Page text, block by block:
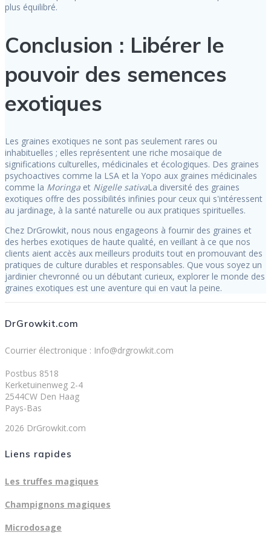
plus équilibré.
Conclusion : Libérer le
pouvoir des semences
exotiques
Les graines exotiques ne sont pas seulement rares ou
inhabituelles ; elles représentent une riche mosaïque de
significations culturelles, médicinales et écologiques. Des graines
psychoactives comme la LSA et la Yopo aux graines médicinales
comme la Moringa et Nigelle sativaLa diversité des graines
exotiques offre des possibilités infinies pour ceux qui s'intéressent
au jardinage, à la santé naturelle ou aux pratiques spirituelles.
Chez DrGrowkit, nous nous engageons à fournir des graines et
des herbes exotiques de haute qualité, en veillant à ce que nos
clients aient accès aux meilleurs produits tout en promouvant des
pratiques de culture durables et responsables. Que vous soyez un
jardinier chevronné ou un débutant curieux, explorer le monde des
graines exotiques est une aventure qui en vaut la peine.
DrGrowkit.com
Courrier électronique : Info@drgrowkit.com
Postbus 8518
Kerketuinenweg 2-4
2544CW Den Haag
Pays-Bas
2026 DrGrowkit.com
Liens rapides
Les truffes magiques
Champignons magiques
Microdosage